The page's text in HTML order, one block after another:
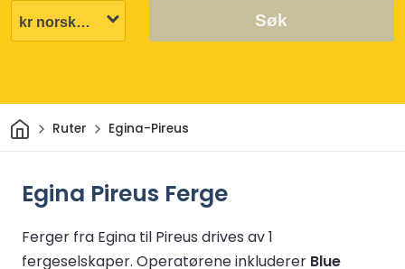
Søk
HjemRuter Egina-Pireus
Egina Pireus Ferge
Ferger fra Egina til Pireus drives av 1
fergeselskaper. Operatørene inkluderer Blue